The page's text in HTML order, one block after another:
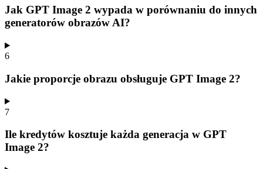
Jak GPT Image 2 wypada w porównaniu do innych
generatorów obrazów AI?
6
Jakie proporcje obrazu obsługuje GPT Image 2?
7
Ile kredytów kosztuje każda generacja w GPT
Image 2?